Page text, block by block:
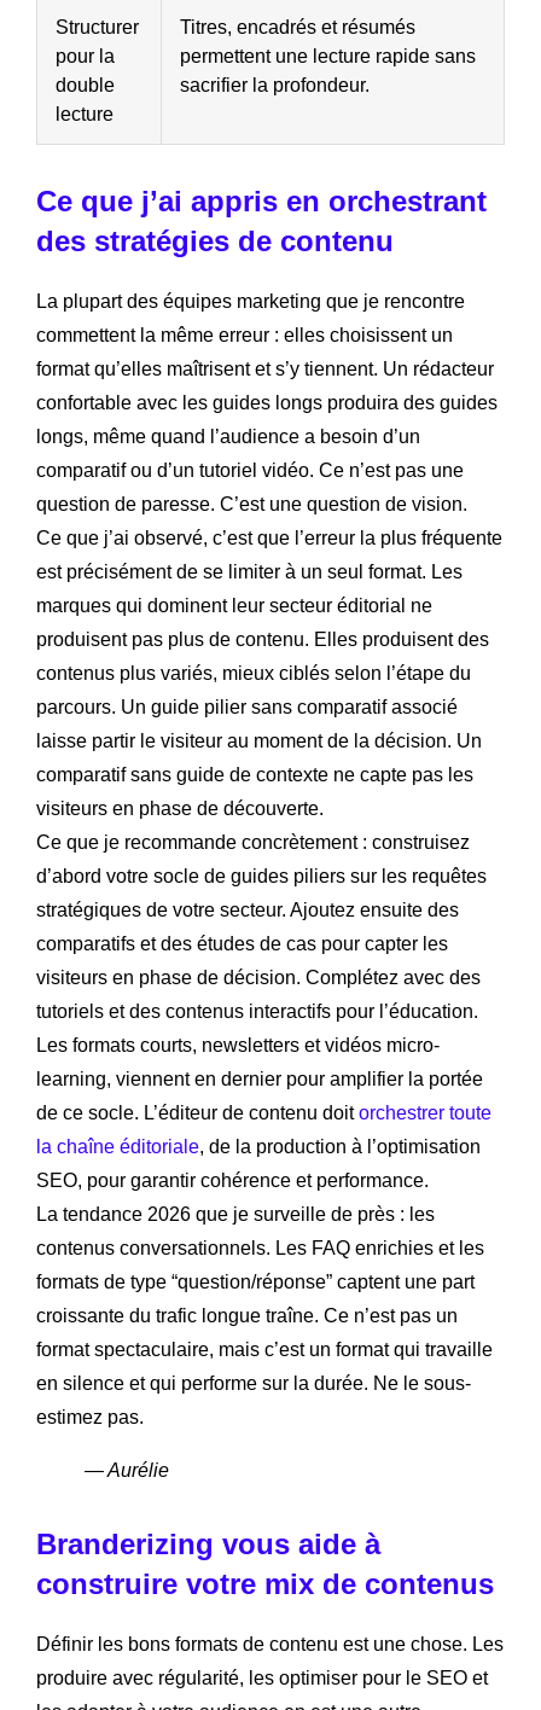
Structurer
pour la
double
lecture
Titres, encadrés et résumés
permettent une lecture rapide sans
sacrifier la profondeur.
Ce que j’ai appris en orchestrant
des stratégies de contenu
La plupart des équipes marketing que je rencontre
commettent la même erreur : elles choisissent un
format qu’elles maîtrisent et s’y tiennent. Un rédacteur
confortable avec les guides longs produira des guides
longs, même quand l’audience a besoin d’un
comparatif ou d’un tutoriel vidéo. Ce n’est pas une
question de paresse. C’est une question de vision.
Ce que j’ai observé, c’est que l’erreur la plus fréquente
est précisément de se limiter à un seul format. Les
marques qui dominent leur secteur éditorial ne
produisent pas plus de contenu. Elles produisent des
contenus plus variés, mieux ciblés selon l’étape du
parcours. Un guide pilier sans comparatif associé
laisse partir le visiteur au moment de la décision. Un
comparatif sans guide de contexte ne capte pas les
visiteurs en phase de découverte.
Ce que je recommande concrètement : construisez
d’abord votre socle de guides piliers sur les requêtes
stratégiques de votre secteur. Ajoutez ensuite des
comparatifs et des études de cas pour capter les
visiteurs en phase de décision. Complétez avec des
tutoriels et des contenus interactifs pour l’éducation.
Les formats courts, newsletters et vidéos micro-
learning, viennent en dernier pour amplifier la portée
de ce socle. L’éditeur de contenu doitorchestrer toute
la chaîne éditoriale, de la production à l’optimisation
SEO, pour garantir cohérence et performance.
La tendance 2026 que je surveille de près : les
contenus conversationnels. Les FAQ enrichies et les
formats de type “question/réponse” captent une part
croissante du trafic longue traîne. Ce n’est pas un
format spectaculaire, mais c’est un format qui travaille
en silence et qui performe sur la durée. Ne le sous-
estimez pas.
— Aurélie
Branderizing vous aide à
construire votre mix de contenus
Définir les bons formats de contenu est une chose. Les
produire avec régularité, les optimiser pour le SEO et